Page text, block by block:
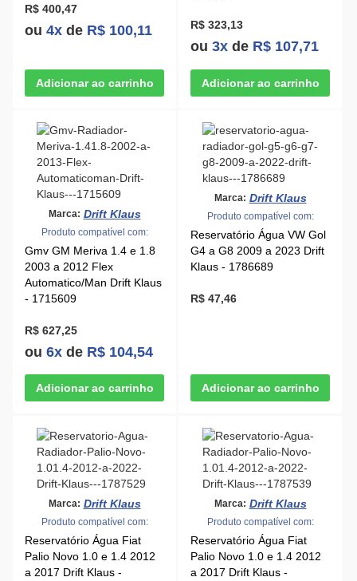
R$ 400,47
ou 4x de R$ 100,11 R$ 323,13
ou 3x de R$ 107,71
Marca: Drift Klaus
Produto compatível com:
Gmv GM Meriva 1.4 e 1.8
2003 a 2012 Flex
Automatico/Man Drift Klaus
- 1715609
R$ 627,25
ou 6x de R$ 104,54
Marca: Drift Klaus
Produto compatível com:
Reservatório Água VW Gol
G4 a G8 2009 a 2023 Drift
Klaus - 1786689
R$ 47,46
Marca: Drift Klaus
Produto compatível com:
Reservatório Água Fiat
Palio Novo 1.0 e 1.4 2012
a 2017 Drift Klaus -
Marca: Drift Klaus
Produto compatível com:
Reservatório Água Fiat
Palio Novo 1.0 e 1.4 2012
a 2017 Drift Klaus -